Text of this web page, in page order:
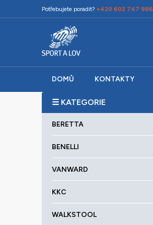
na
Potřebujete poradit? +420 602 747 986
DOMŮ KONTAKTY
P
o
kategorie
BERETTA
BENELLI
VANWARD
KKC
WALKSTOOL